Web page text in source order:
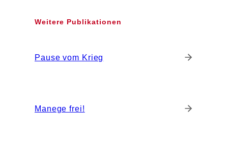
Weitere Publikationen
Pause vom Krieg
Manege frei!